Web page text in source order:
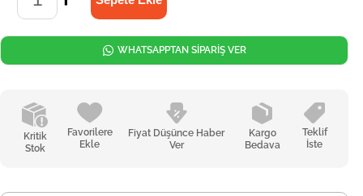
Kritik
Stok
Favorilere
Ekle
Fiyat Düşünce Haber
Ver
Kargo
Bedava
Teklif
İste
WHATSAPPTAN SİPARİŞ VER